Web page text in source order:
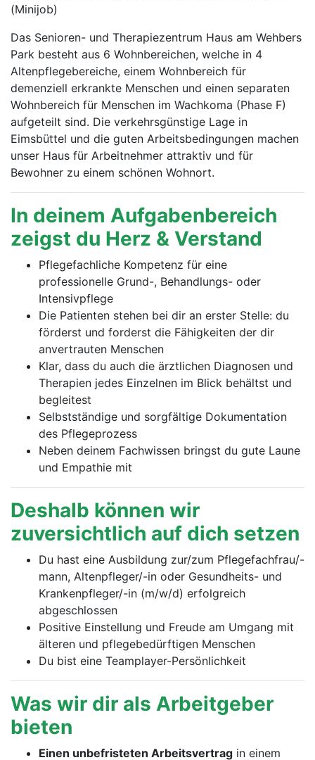
(Minijob)
Das Senioren- und Therapiezentrum Haus am Wehbers
Park besteht aus 6 Wohnbereichen, welche in 4
Altenpflegebereiche, einem Wohnbereich für
demenziell erkrankte Menschen und einen separaten
Wohnbereich für Menschen im Wachkoma (Phase F)
aufgeteilt sind. Die verkehrsgünstige Lage in
Eimsbüttel und die guten Arbeitsbedingungen machen
unser Haus für Arbeitnehmer attraktiv und für
Bewohner zu einem schönen Wohnort.
In deinem Aufgabenbereich
zeigst du Herz & Verstand
Pflegefachliche Kompetenz für eine
professionelle Grund-, Behandlungs- oder
Intensivpflege
Die Patienten stehen bei dir an erster Stelle: du
förderst und forderst die Fähigkeiten der dir
anvertrauten Menschen
Klar, dass du auch die ärztlichen Diagnosen und
Therapien jedes Einzelnen im Blick behältst und
begleitest
Selbstständige und sorgfältige Dokumentation
des Pflegeprozess
Neben deinem Fachwissen bringst du gute Laune
und Empathie mit
Deshalb können wir
zuversichtlich auf dich setzen
Du hast eine Ausbildung zur/zum Pflegefachfrau/-
mann, Altenpfleger/-in oder Gesundheits- und
Krankenpfleger/-in (m/w/d) erfolgreich
abgeschlossen
Positive Einstellung und Freude am Umgang mit
älteren und pflegebedürftigen Menschen
Du bist eine Teamplayer-Persönlichkeit
Was wir dir als Arbeitgeber
bieten
Einen unbefristeten Arbeitsvertrag in einem